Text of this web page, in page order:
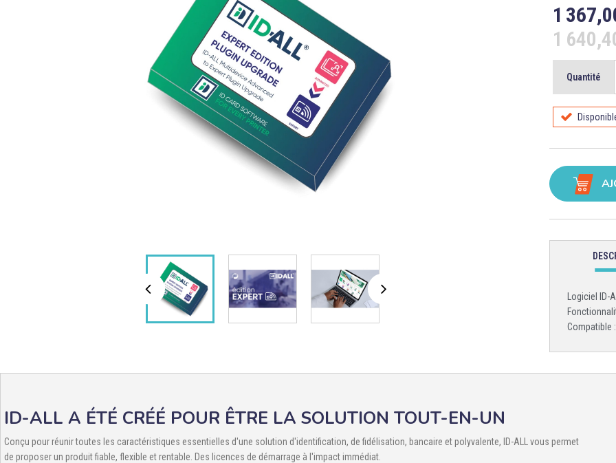
1
1
Quantité
Logiciel
Compatible
ID-ALL A ÉTÉ CRÉÉ POUR ÊTRE LA SOLUTION TOUT-EN-UN
Conçu pour réunir toutes les caractéristiques essentielles d'une solution d'identification, de fidélisation, bancaire et polyvalente, ID-ALL vous permet
de proposer un produit fiable, flexible et rentable. Des licences de démarrage à l'impact immédiat.